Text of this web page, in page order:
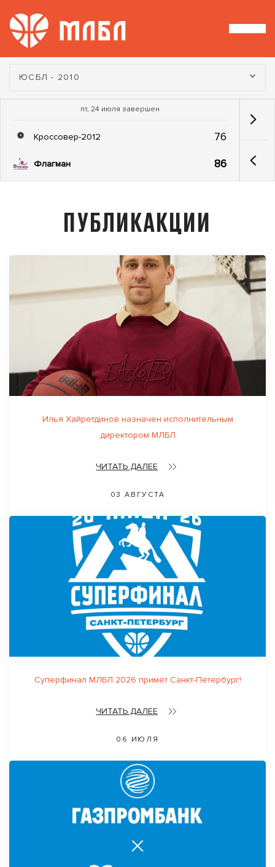
Турнир:
ЮСБЛ - 2010
пт, 24 июля завершен
Кроссовер-2012 76
Флагман 86
ПУБЛИКАКЦИИ
Илья Хайретдинов назначен исполнительным
директором МЛБЛ
ЧИТАТЬ ДАЛЕЕ
03 АВГУСТА
Суперфинал МЛБЛ 2026 примет Санкт-Петербург!
ЧИТАТЬ ДАЛЕЕ
06 ИЮЛЯ